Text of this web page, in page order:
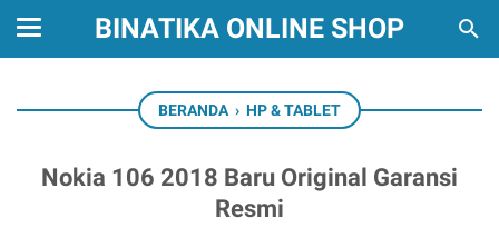
BINATIKA ONLINE SHOP
BERANDA › HP & TABLET
Nokia 106 2018 Baru Original Garansi
Resmi